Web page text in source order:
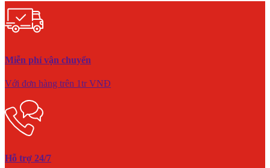
Miễn phí vận chuyển
Với đơn hàng trên 1tr VNĐ
Hỗ trợ 24/7